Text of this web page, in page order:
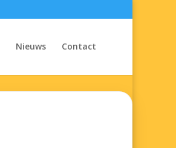
Nieuws Contact